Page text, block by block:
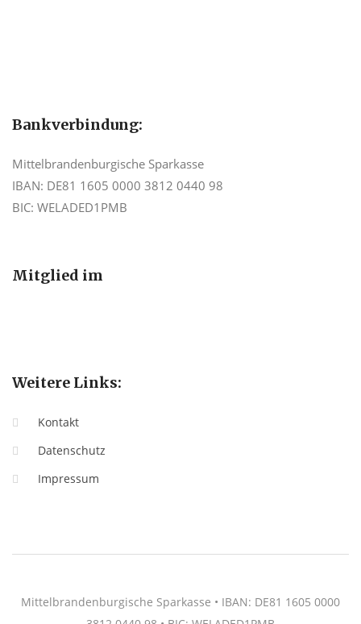
Bankverbindung:
Mittelbrandenburgische Sparkasse
IBAN: DE81 1605 0000 3812 0440 98
BIC: WELADED1PMB
Mitglied im
Weitere Links:
Kontakt
Datenschutz
Impressum
Mittelbrandenburgische Sparkasse • IBAN: DE81 1605 0000